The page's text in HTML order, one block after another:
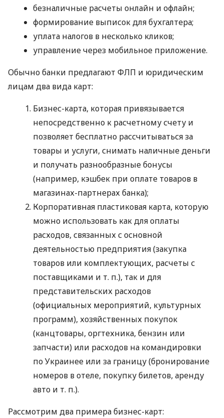
безналичные расчеты онлайн и офлайн;
формирование выписок для бухгалтера;
уплата налогов в несколько кликов;
управление через мобильное приложение.
Обычно банки предлагают ФЛП и юридическим
лицам два вида карт:
Бизнес-карта, которая привязывается
непосредственно к расчетному счету и
позволяет бесплатно рассчитываться за
товары и услуги, снимать наличные деньги
и получать разнообразные бонусы
(например, кэшбек при оплате товаров в
магазинах-партнерах банка);
Корпоративная пластиковая карта, которую
можно использовать как для оплаты
расходов, связанных с основной
деятельностью предприятия (закупка
товаров или комплектующих, расчеты с
поставщиками и т. п.), так и для
представительских расходов
(официальных мероприятий, культурных
программ), хозяйственных покупок
(канцтовары, оргтехника, бензин или
запчасти) или расходов на командировки
по Украинее или за границу (бронирование
номеров в отеле, покупку билетов, аренду
авто и т. п.).
Рассмотрим два примера бизнес-карт: